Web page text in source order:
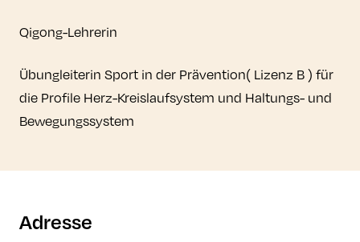
Qigong-Lehrerin
Übungleiterin Sport in der Prävention( Lizenz B ) für
die Profile Herz-Kreislaufsystem und Haltungs- und
Bewegungssystem
Adresse